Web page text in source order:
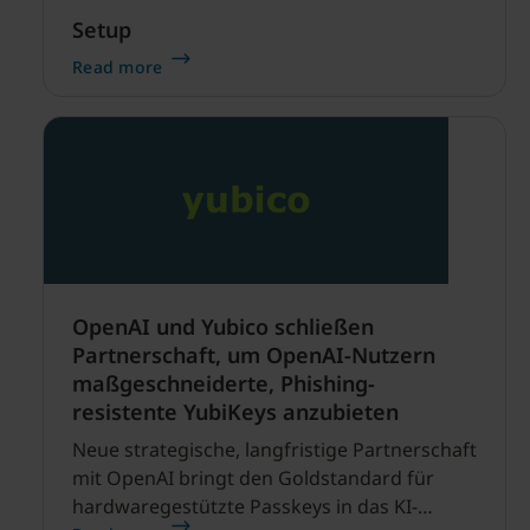
Setup
Read more
OpenAI und Yubico schließen
Partnerschaft, um OpenAI-Nutzern
maßgeschneiderte, Phishing-
resistente YubiKeys anzubieten
Neue strategische, langfristige Partnerschaft
mit OpenAI bringt den Goldstandard für
hardwaregestützte Passkeys in das KI-